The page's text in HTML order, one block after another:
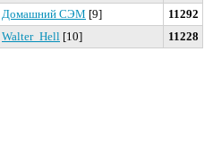
Домашний СЭМ [9]
11292
Walter_Hell [10] 11228